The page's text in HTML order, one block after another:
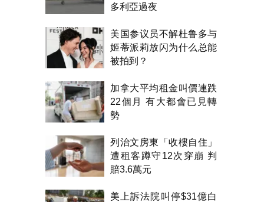
多利亞過夜
美国参议员不解杜鲁多与
姬蒂派莉放闪为什么总能
被拍到？
加拿大平均租金叫價連跌
22個月 有大都會已見轉
勢
列治文房東「收樓自住」
遭租客蹲守12次穿崩 判
賠3.6萬元
美上訴法院叫停$31億白